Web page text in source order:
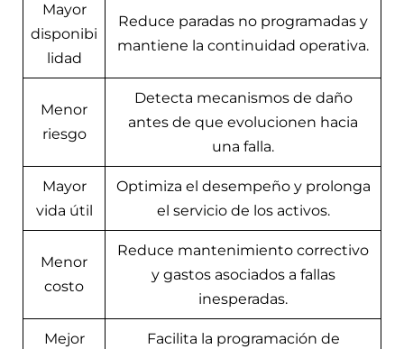
Mayor
disponibi
lidad
Reduce paradas no programadas y
mantiene la continuidad operativa.
Menor
riesgo
Detecta mecanismos de daño
antes de que evolucionen hacia
una falla.
Mayor
vida útil
Optimiza el desempeño y prolonga
el servicio de los activos.
Menor
costo
Reduce mantenimiento correctivo
y gastos asociados a fallas
inesperadas.
Mejor
Facilita la programación de